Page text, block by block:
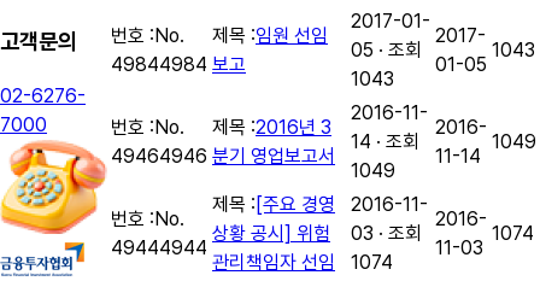
고객문의
02-6276-
7000
번호 :No.
49844984
제목 :임원 선임
보고
2017-01-
05 · 조회
1043
2017-
01-05
1043
번호 :No.
49464946
제목 :2016년 3
분기 영업보고서
2016-11-
14 · 조회
1049
2016-
11-14
1049
번호 :No.
49444944
제목 : [주요 경영
상황 공시] 위험
관리책임자 선임
2016-11-
03 · 조회
1074
2016-
11-03
1074